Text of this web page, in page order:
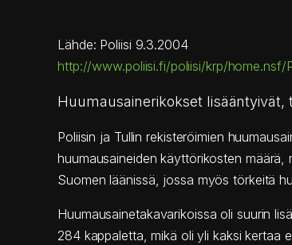
Lähde: Poliisi 9.3.2004
http://www.poliisi.fi/poliisi/krp/home.nsf/
Huumausainerikokset lisääntyivät,
Poliisin ja Tullin rekisteröimien
huumausaineiden käyttörikosten määrä,
Suomen läänissä, jossa myös törkeitä
Huumausainetakavarikoissa oli suurin
284 kappaletta, mikä oli yli kaksi kertaa